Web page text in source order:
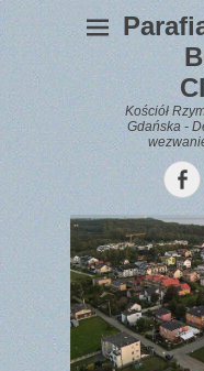
Kościół
Gdańska -